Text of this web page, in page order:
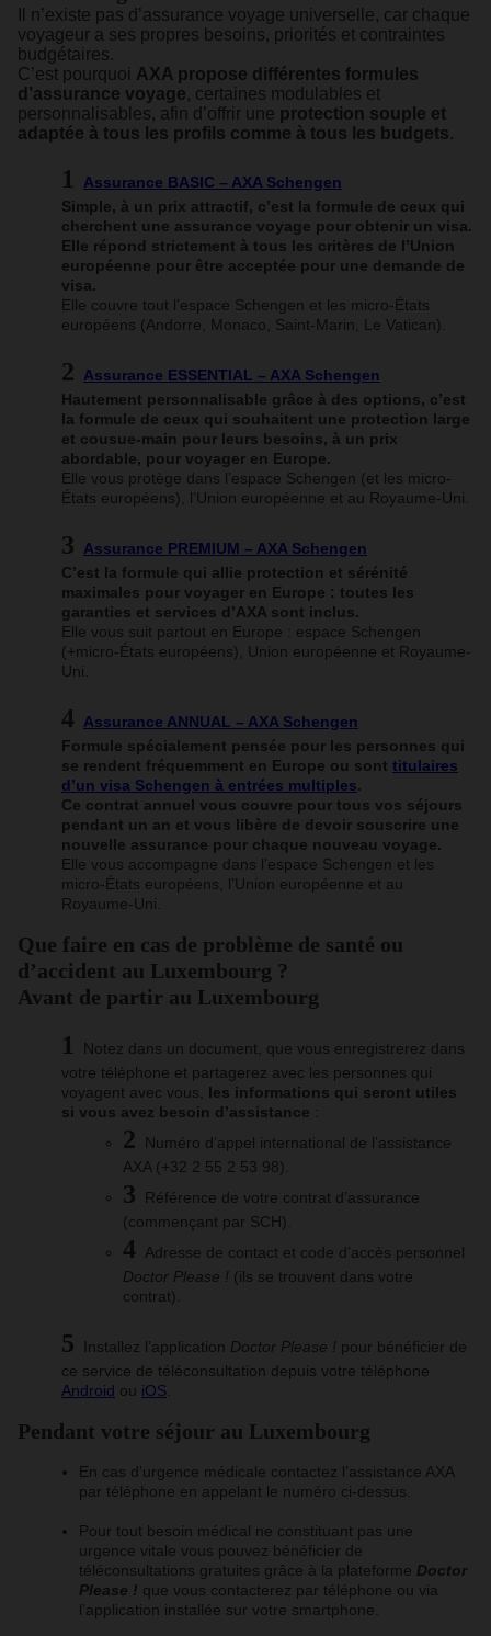
Il n’existe pas d’assurance voyage universelle, car chaque
voyageur a ses propres besoins, priorités et contraintes
budgétaires.
C’est pourquoi AXA propose différentes formules
d’assurance voyage, certaines modulables et
personnalisables, afin d’offrir une protection souple et
adaptée à tous les profils comme à tous les budgets.
Assurance BASIC – AXA Schengen
Simple, à un prix attractif, c’est la formule de ceux qui
cherchent une assurance voyage pour obtenir un visa.
Elle répond strictement à tous les critères de l’Union
européenne pour être acceptée pour une demande de
visa.
Elle couvre tout l’espace Schengen et les micro-États
européens (Andorre, Monaco, Saint-Marin, Le Vatican).
Assurance ESSENTIAL – AXA Schengen
Hautement personnalisable grâce à des options, c’est
la formule de ceux qui souhaitent une protection large
et cousue-main pour leurs besoins, à un prix
abordable, pour voyager en Europe.
Elle vous protège dans l’espace Schengen (et les micro-
États européens), l’Union européenne et au Royaume-Uni.
Assurance PREMIUM – AXA Schengen
C’est la formule qui allie protection et sérénité
maximales pour voyager en Europe : toutes les
garanties et services d’AXA sont inclus.
Elle vous suit partout en Europe : espace Schengen
(+micro-États européens), Union européenne et Royaume-
Uni.
Assurance ANNUAL – AXA Schengen
Formule spécialement pensée pour les personnes qui
se rendent fréquemment en Europe ou sont titulaires
d’un visa Schengen à entrées multiples.
Ce contrat annuel vous couvre pour tous vos séjours
pendant un an et vous libère de devoir souscrire une
nouvelle assurance pour chaque nouveau voyage.
Elle vous accompagne dans l’espace Schengen et les
micro-États européens, l’Union européenne et au
Royaume-Uni.
Que faire en cas de problème de santé ou
d’accident au Luxembourg ?
Avant de partir au Luxembourg
Notez dans un document, que vous enregistrerez dans
votre téléphone et partagerez avec les personnes qui
voyagent avec vous, les informations qui seront utiles
si vous avez besoin d’assistance
Numéro d’appel international de l’assistance
AXA (+32 2 55 2 53 98).
Référence de votre contrat d’assurance
(commençant par SCH).
Adresse de contact et code d’accès personnel
Doctor Please ! (ils se trouvent dans votre
contrat).
Installez l’application Doctor Please ! pour bénéficier de
ce service de téléconsultation depuis votre téléphone
Android ou iOS
Pendant votre séjour au Luxembourg
En cas d’urgence médicale contactez l’assistance AXA
par téléphone en appelant le numéro ci-dessus.
Pour tout besoin médical ne constituant pas une
urgence vitale vous pouvez bénéficier de
téléconsultations gratuites grâce à la plateforme Doctor
Please ! que vous contacterez par téléphone ou via
l’application installée sur votre smartphone.